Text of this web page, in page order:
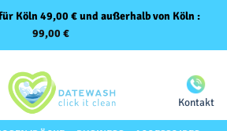
Köln 49,00 € und außerhalb von Köln :
99,00 €
Kontakt